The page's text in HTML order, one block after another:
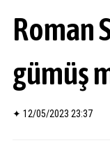
Roman
gümüş
✦ 12/05/2023 23:37